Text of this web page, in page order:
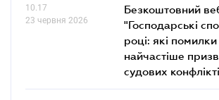
10.17
23 червня 2026
Безкоштовний
"Господарські
році: які помилки
найчастіше
судових